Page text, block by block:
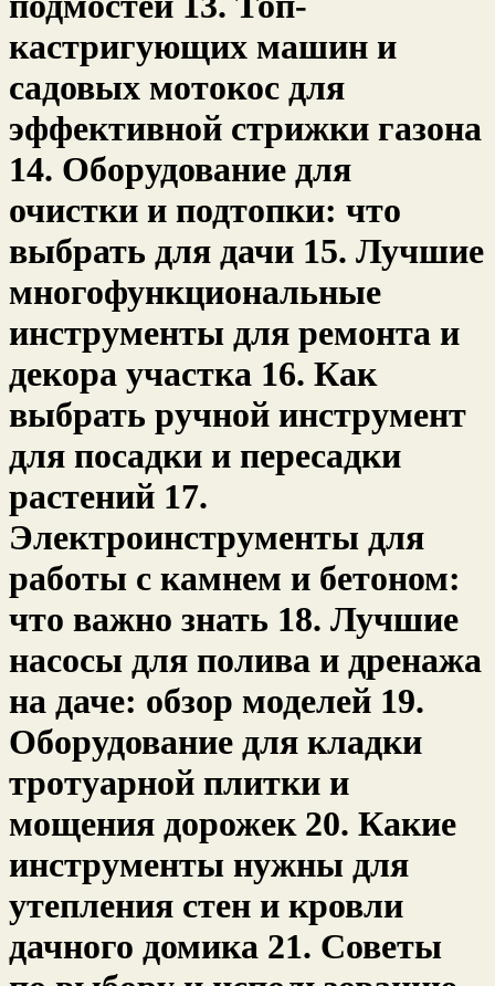
кастригующих машин и
садовых мотокос для
эффективной стрижки газона
14. Оборудование для
очистки и подтопки: что
выбрать для дачи 15. Лучшие
многофункциональные
инструменты для ремонта и
декора участка 16. Как
выбрать ручной инструмент
для посадки и пересадки
растений 17.
Электроинструменты для
работы с камнем и бетоном:
что важно знать 18. Лучшие
насосы для полива и дренажа
на даче: обзор моделей 19.
Оборудование для кладки
тротуарной плитки и
мощения дорожек 20. Какие
инструменты нужны для
утепления стен и кровли
дачного домика 21. Советы